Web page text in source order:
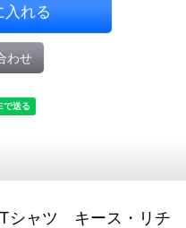
入れる
わせ
Tシャツ キース・リチ